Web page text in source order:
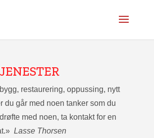
restaurering, oppussing, nytt
du går med noen tanker som du
med noen, ta kontakt for en
Lasse Thorsen